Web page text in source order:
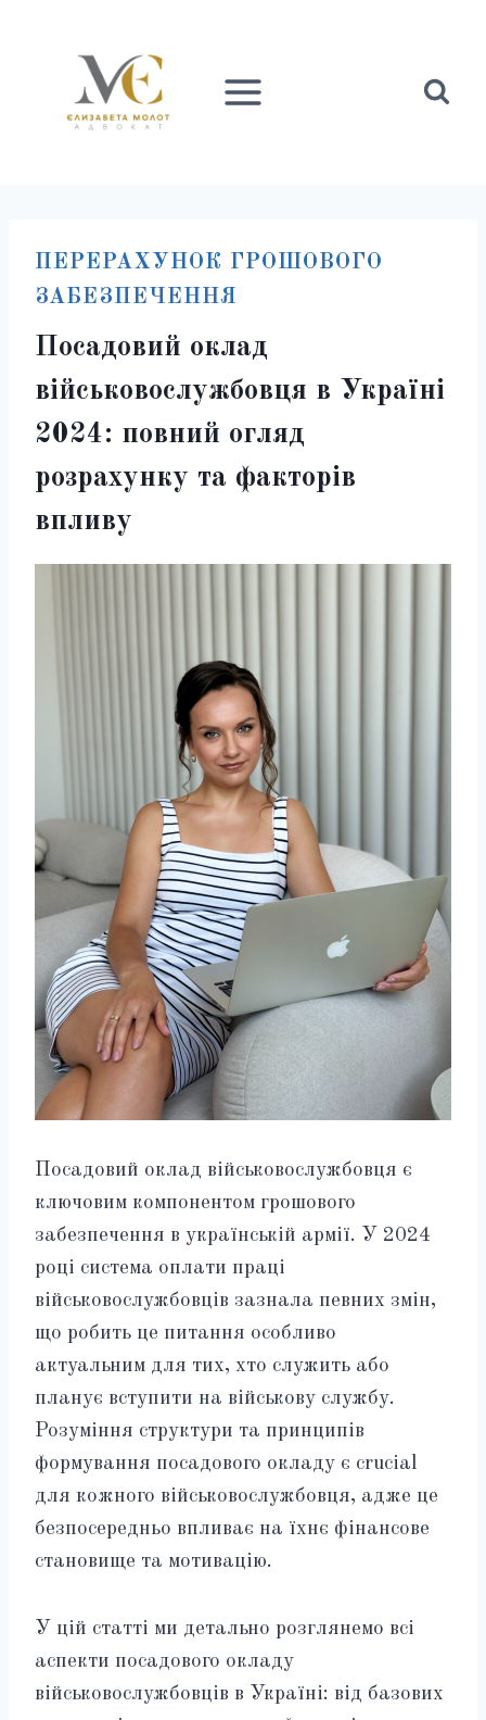
ПЕРЕРАХУНОК ГРОШОВОГО
ЗАБЕЗПЕЧЕННЯ
Посадовий оклад
військовослужбовця в Україні
2024: повний огляд
розрахунку та факторів
впливу
Посадовий оклад військовослужбовця є
ключовим компонентом грошового
забезпечення в українській армії. У 2024
році система оплати праці
військовослужбовців зазнала певних змін,
що робить це питання особливо
актуальним для тих, хто служить або
планує вступити на військову службу.
Розуміння структури та принципів
формування посадового окладу є crucial
для кожного військовослужбовця, адже це
безпосередньо впливає на їхнє фінансове
становище та мотивацію.
У цій статті ми детально розглянемо всі
аспекти посадового окладу
військовослужбовців в Україні: від базових